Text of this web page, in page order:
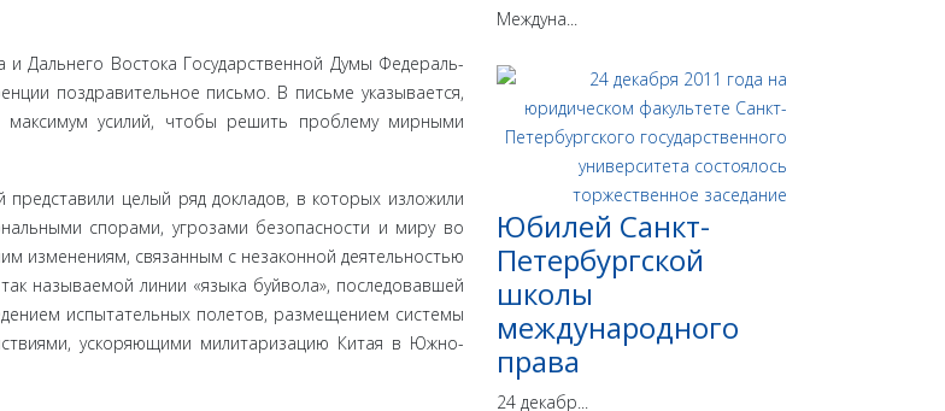
Дальнего Востока Государственной Думы Федераль­
поздравительное письмо. В письме указывается,
усилий, чтобы решить проблему мирными
целый ряд докладов, в которых изложили
спорами, угрозами безопасности и миру во
изменениям, связанным с незаконной деятельностью
называемой линии «языка буйвола», последовавшей
испытательных полетов, размещением системы
ускоряю­щими милитаризацию Китая в Южно-
Междуна...
Юбилей Санкт-
Петербургской
школы
международного
права
24 декабр...